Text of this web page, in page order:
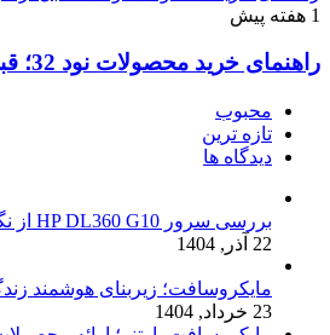
1 هفته پیش
راهنمای خرید محصولات نود 32؛ قبل از خرید این نکات مهم را بدانید
محبوب
تازه ترین
دیدگاه ها
بررسی سرور HP DL360 G10 از نگاه ماهان شبکه ایرانیان
22 آذر, 1404
مایکروسافت؛ زیربنای هوشمند
23 خرداد, 1404